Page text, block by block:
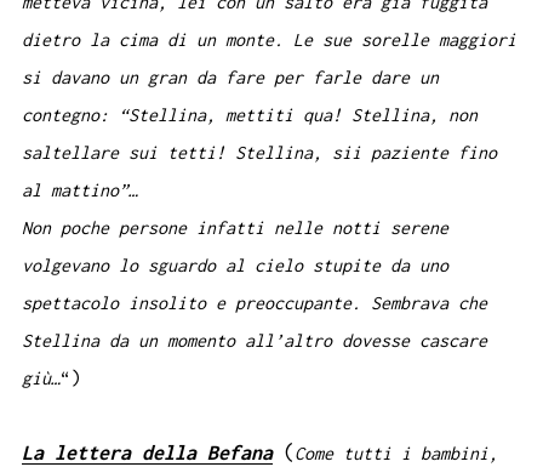
dietro la cima di un monte. Le sue sorelle maggiori
si davano un gran da fare per farle dare un
contegno: “Stellina, mettiti qua! Stellina, non
saltellare sui tetti! Stellina, sii paziente fino
al mattino”…
Non poche persone infatti nelle notti serene
volgevano lo sguardo al cielo stupite da uno
spettacolo insolito e preoccupante. Sembrava che
Stellina da un momento all’altro dovesse cascare
giù…“)
La lettera della Befana(Come tutti i bambini,